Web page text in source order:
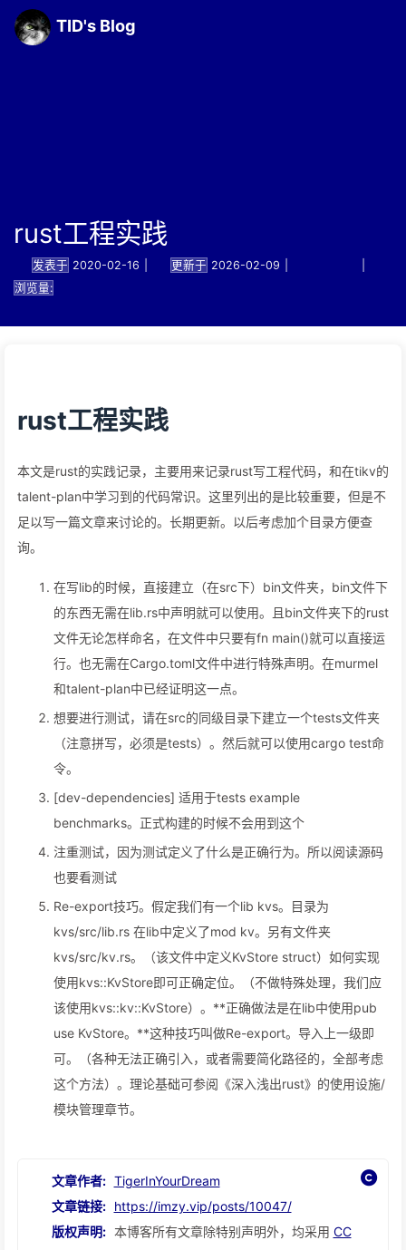
TID's Blog
rust工程实践
发表于 2020-02-16 更新于 2026-02-09
浏览量:
rust工程实践
本文是rust的实践记录，主要用来记录rust写工程代码，和在tikv的
talent-plan中学习到的代码常识。这里列出的是比较重要，但是不
足以写一篇文章来讨论的。长期更新。以后考虑加个目录方便查
询。
在写lib的时候，直接建立（在src下）bin文件夹，bin文件下
的东西无需在lib.rs中声明就可以使用。且bin文件夹下的rust
文件无论怎样命名，在文件中只要有fn main()就可以直接运
行。也无需在Cargo.toml文件中进行特殊声明。在murmel
和talent-plan中已经证明这一点。
想要进行测试，请在src的同级目录下建立一个tests文件夹
（注意拼写，必须是tests）。然后就可以使用cargo test命
令。
[dev-dependencies] 适用于tests example
benchmarks。正式构建的时候不会用到这个
注重测试，因为测试定义了什么是正确行为。所以阅读源码
也要看测试
Re-export技巧。假定我们有一个lib kvs。目录为
kvs/src/lib.rs 在lib中定义了mod kv。另有文件夹
kvs/src/kv.rs。（该文件中定义KvStore struct）如何实现
使用kvs::KvStore即可正确定位。（不做特殊处理，我们应
该使用kvs::kv::KvStore）。**正确做法是在lib中使用pub
use KvStore。**这种技巧叫做Re-export。导入上一级即
可。（各种无法正确引入，或者需要简化路径的，全部考虑
这个方法）。理论基础可参阅《深入浅出rust》的使用设施/
模块管理章节。
文章作者: TigerInYourDream
文章链接: https://imzy.vip/posts/10047/
版权声明: 本博客所有文章除特别声明外，均采用 CC